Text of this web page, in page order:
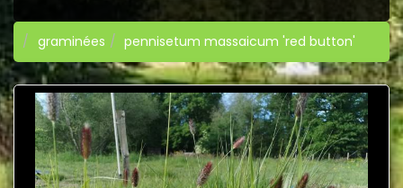
graminées pennisetum massaicum 'red button'